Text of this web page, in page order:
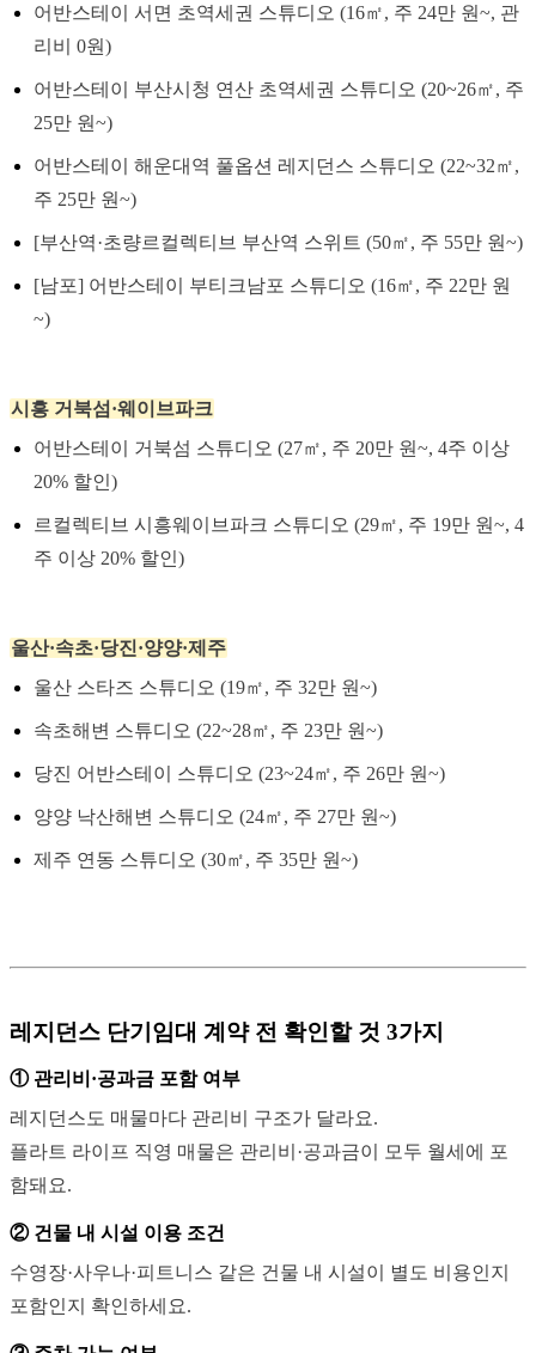
어반스테이 서면 초역세권 스튜디오 (16㎡, 주 24만 원~, 관
리비 0원)
어반스테이 부산시청 연산 초역세권 스튜디오 (20~26㎡, 주
25만 원~)
어반스테이 해운대역 풀옵션 레지던스 스튜디오 (22~32㎡,
주 25만 원~)
[부산역·초량르컬렉티브 부산역 스위트 (50㎡, 주 55만 원~)
[남포] 어반스테이 부티크남포 스튜디오 (16㎡, 주 22만 원
~)
시흥 거북섬·웨이브파크
어반스테이 거북섬 스튜디오 (27㎡, 주 20만 원~, 4주 이상
20% 할인)
르컬렉티브 시흥웨이브파크 스튜디오 (29㎡, 주 19만 원~, 4
주 이상 20% 할인)
울산·속초·당진·양양·제주
울산 스타즈 스튜디오 (19㎡, 주 32만 원~)
속초해변 스튜디오 (22~28㎡, 주 23만 원~)
당진 어반스테이 스튜디오 (23~24㎡, 주 26만 원~)
양양 낙산해변 스튜디오 (24㎡, 주 27만 원~)
제주 연동 스튜디오 (30㎡, 주 35만 원~)
레지던스 단기임대 계약 전 확인할 것 3가지
① 관리비·공과금 포함 여부
레지던스도 매물마다 관리비 구조가 달라요.
플라트 라이프 직영 매물은 관리비·공과금이 모두 월세에 포
함돼요.
② 건물 내 시설 이용 조건
수영장·사우나·피트니스 같은 건물 내 시설이 별도 비용인지
포함인지 확인하세요.